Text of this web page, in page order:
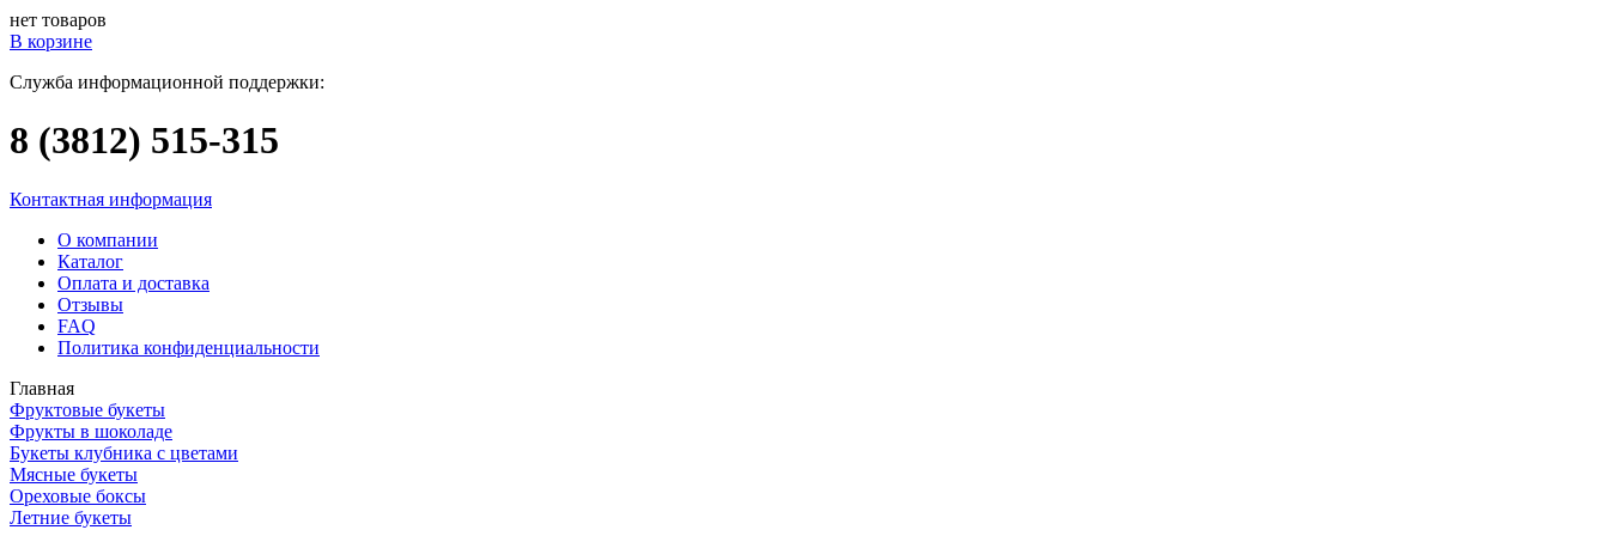
нет товаров
В корзине
Служба информационной поддержки:
8 (3812) 515-315
Контактная информация
О компании
Каталог
Оплата и доставка
Отзывы
FAQ
Политика конфиденциальности
Главная
Фруктовые букеты
Фрукты в шоколаде
Букеты клубника с цветами
Мясные букеты
Ореховые боксы
Летние букеты